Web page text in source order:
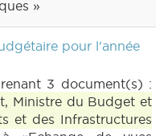
»
pour l'année
3 document(s) :
Ministre du Budget et
et des Infrastructures